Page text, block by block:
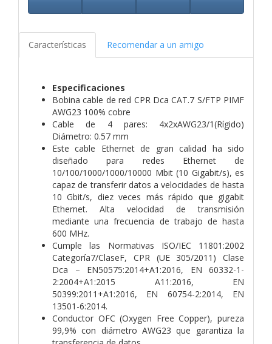
Características Recomendar a un amigo
Especificaciones
Bobina cable de red CPR Dca CAT.7 S/FTP PIMF
AWG23 100% cobre
Cable de 4 pares: 4x2xAWG23/1(Rígido)
Diámetro: 0.57 mm
Este cable Ethernet de gran calidad ha sido
diseñado para redes Ethernet de
10/100/1000/1000/10000 Mbit (10 Gigabit/s), es
capaz de transferir datos a velocidades de hasta
10 Gbit/s, diez veces más rápido que gigabit
Ethernet. Alta velocidad de transmisión
mediante una frecuencia de trabajo de hasta
600 MHz.
Cumple las Normativas ISO/IEC 11801:2002
Categoría7/ClaseF, CPR (UE 305/2011) Clase
Dca – EN50575:2014+A1:2016, EN 60332-1-
2:2004+A1:2015 A11:2016, EN
50399:2011+A1:2016, EN 60754-2:2014, EN
13501-6:2014.
Conductor OFC (Oxygen Free Copper), pureza
99,9% con diámetro AWG23 que garantiza la